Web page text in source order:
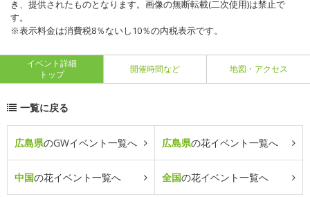
き、提供されたものとなります。画像の無断転載(二次使用)は禁止で
す。
※表示料金は消費税8％ないし10％の内税表示です。
イベント詳細
トップ
開催時間など 地図・アクセス
一覧に戻る
広島県のGWイベント一覧へ 広島県の花イベント一覧へ
中国の花イベント一覧へ 全国の花イベント一覧へ